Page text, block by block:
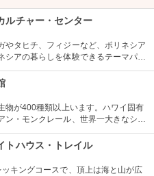
ルチャー・センター
やタヒチ、フィジーなど、ポリネシア
シアの暮らしを体験できるテーマパー
を見たり、火おこしやフラダンスなど
けてじっくり楽しめます。
物が400種類以上います。ハワイ固有
ン・モンクレール、世界一大きなシャ
の生物も。ダイバーが見た海の世界を
ル体験型の水槽も人気です。
トハウス・トレイル
キングコースで、頂上は海と山が広